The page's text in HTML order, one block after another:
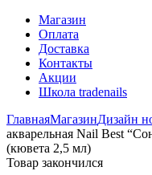
Магазин
Оплата
Доставка
Контакты
Акции
Школа tradenails
ГлавнаяМагазинДизайн
акварельная Nail Best
(кювета 2,5 мл)
Товар закончился